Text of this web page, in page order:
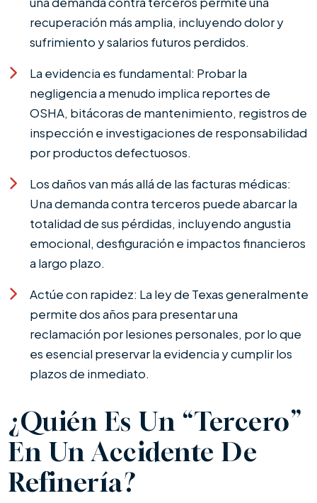
recuperación más amplia, incluyendo dolor y
sufrimiento y salarios futuros perdidos.
La evidencia es fundamental: Probar la
negligencia a menudo implica reportes de
OSHA, bitácoras de mantenimiento, registros de
inspección e investigaciones de responsabilidad
por productos defectuosos.
Los daños van más allá de las facturas médicas:
Una demanda contra terceros puede abarcar la
totalidad de sus pérdidas, incluyendo angustia
emocional, desfiguración e impactos financieros
a largo plazo.
Actúe con rapidez: La ley de Texas generalmente
permite dos años para presentar una
reclamación por lesiones personales, por lo que
es esencial preservar la evidencia y cumplir los
plazos de inmediato.
¿Quién Es Un “tercero”
En Un Accidente De
Refinería?